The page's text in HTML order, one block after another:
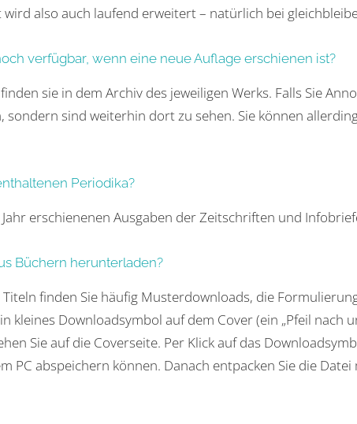
also auch laufend erweitert – natürlich bei
verfügbar, wenn eine neue Auflage erschienen ist?
sie in dem Archiv des jeweiligen Werks. Falls Sie
sondern sind weiterhin dort zu sehen. Sie können
Periodika?
erschienenen Ausgaben der Zeitschriften und
Büchern herunterladen?
finden Sie häufig Musterdownloads, die
kleines Downloadsymbol auf dem Cover (ein „Pfeil nach
Sie auf die Coverseite. Per Klick auf das
PC abspeichern können. Danach entpacken Sie die